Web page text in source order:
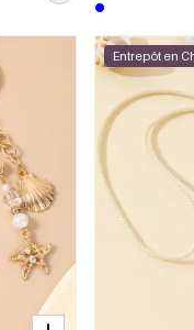
Entrepôt en